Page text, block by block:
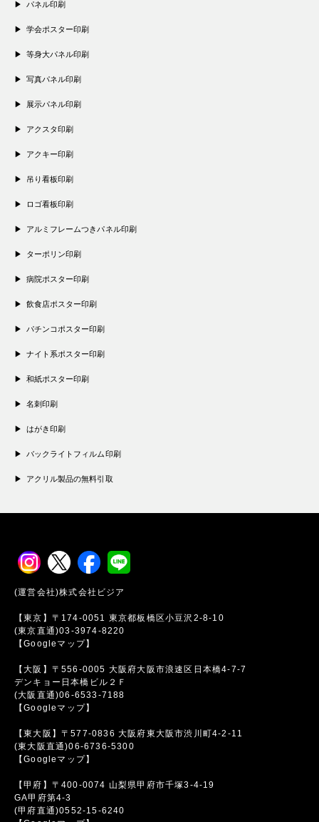
パネル印刷
学会ポスター印刷
等身大パネル印刷
写真パネル印刷
展示パネル印刷
アクスタ印刷
アクキー印刷
吊り看板印刷
ロゴ看板印刷
アルミフレームつきパネル印刷
ターポリン印刷
病院ポスター印刷
飲食店ポスター印刷
パチンコポスター印刷
ナイト系ポスター印刷
和紙ポスター印刷
名刺印刷
はがき印刷
バックライトフィルム印刷
アクリル製品の無料引取
(運営会社)株式会社ビジア
【東京】〒174-0051 東京都板橋区小豆沢2-8-10
(東京直通)03-3974-8220
【Googleマップ】
【大阪】〒556-0005 大阪府大阪市浪速区日本橋4-7-7
デンキョー日本橋ビル２Ｆ
(大阪直通)06-6533-7188
【Googleマップ】
【東大阪】〒577-0836 大阪府東大阪市渋川町4-2-11
(東大阪直通)06-6736-5300
【Googleマップ】
【甲府】〒400-0074 山梨県甲府市千塚3-4-19
GA甲府第4-3
(甲府直通)0552-15-6240